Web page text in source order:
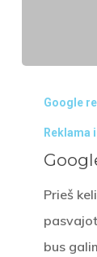
paieška
Google
Reklama
Prieš
bus